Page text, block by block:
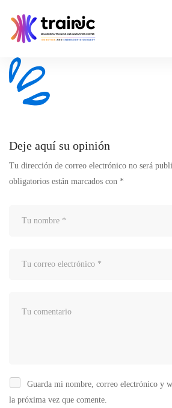
home-
online-
shape
Deje aquí su opinión
Tu dirección de correo electrónico no será
obligatorios están marcados con *
Guarda mi nombre, correo electrónico y
la próxima vez que comente.